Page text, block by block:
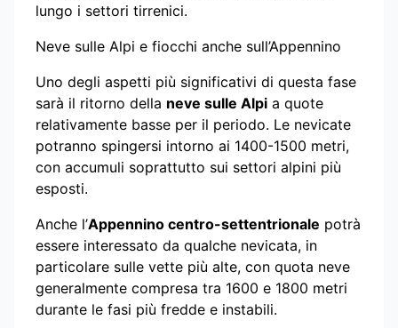
lungo i settori tirrenici.
Neve sulle Alpi e fiocchi anche sull’Appennino
Uno degli aspetti più significativi di questa fase
sarà il ritorno della neve sulle Alpi a quote
relativamente basse per il periodo. Le nevicate
potranno spingersi intorno ai 1400-1500 metri,
con accumuli soprattutto sui settori alpini più
esposti.
Anche l’Appennino centro-settentrionale potrà
essere interessato da qualche nevicata, in
particolare sulle vette più alte, con quota neve
generalmente compresa tra 1600 e 1800 metri
durante le fasi più fredde e instabili.